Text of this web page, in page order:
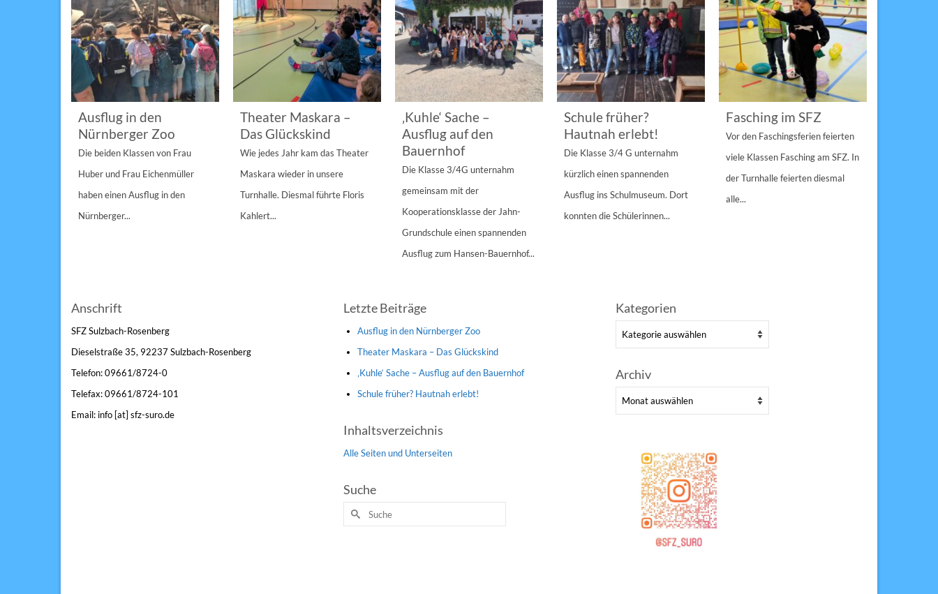
Ausflug in den
Nürnberger Zoo
Die beiden Klassen von Frau
Huber und Frau Eichenmüller
haben einen Ausflug in den
Nürnberger...
Theater Maskara –
Das Glückskind
Wie jedes Jahr kam das Theater
Maskara wieder in unsere
Turnhalle. Diesmal führte Floris
Kahlert...
‚Kuhle‘ Sache –
Ausflug auf den
Bauernhof
Die Klasse 3/4G unternahm
gemeinsam mit der
Kooperationsklasse der Jahn-
Grundschule einen spannenden
Ausflug zum Hansen-Bauernhof...
Schule früher?
Hautnah erlebt!
Die Klasse 3/4 G unternahm
kürzlich einen spannenden
Ausflug ins Schulmuseum. Dort
konnten die Schülerinnen...
Fasching im SFZ
Vor den Faschingsferien feierten
viele Klassen Fasching am SFZ. In
der Turnhalle feierten diesmal
alle...
Anschrift
SFZ Sulzbach-Rosenberg
Dieselstraße 35, 92237 Sulzbach-Rosenberg
Telefon: 09661/8724-0
Telefax: 09661/8724-101
Email: info [at] sfz-suro.de
Letzte Beiträge
Ausflug in den Nürnberger Zoo
Theater Maskara – Das Glückskind
‚Kuhle‘ Sache – Ausflug auf den Bauernhof
Schule früher? Hautnah erlebt!
Inhaltsverzeichnis
Alle Seiten und Unterseiten
Suche
Suche
Kategorien
Kategorien
Archiv
Archiv